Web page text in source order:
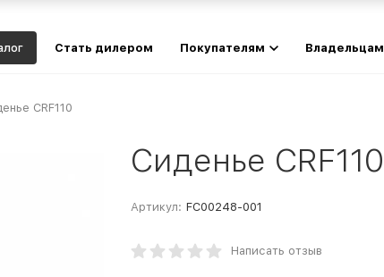
Стать дилером Покупателям Владельцам
CRF110
Сиденье CRF110
Артикул: FC00248-001
Написать отзыв